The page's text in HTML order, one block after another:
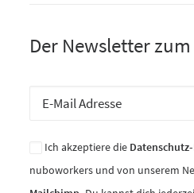
Der Newsletter
Ich akzeptiere die
nuboworkers und von unserem